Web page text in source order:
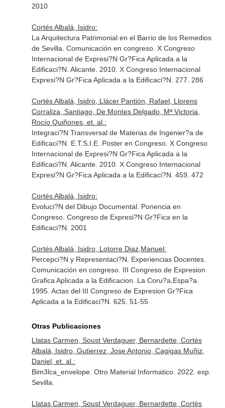
2010
Cortés Albalá, Isidro:
La Arquitectura Patrimonial en el Barrio de los Remedios
de Sevilla. Comunicación en congreso. X Congreso
Internacional de Expresi?N Gr?Fica Aplicada a la
Edificaci?N. Alicante. 2010. X Congreso Internacional
Expresi?N Gr?Fica Aplicada a la Edificaci?N. 277. 286
Cortés Albalá, Isidro, Llácer Pantión, Rafael, Llorens
Corraliza, Santiago, De Montes Delgado, Mª Victoria,
Rocío Quiñones, et. al.:
Integraci?N Transversal de Materias de Ingenier?a de
Edificaci?N. E.T.S.I.E. Poster en Congreso. X Congreso
Internacional de Expresi?N Gr?Fica Aplicada a la
Edificaci?N. Alicante. 2010. X Congreso Internacional
Expresi?N Gr?Fica Aplicada a la Edificaci?N. 459. 472
Cortés Albalá, Isidro:
Evoluci?N del Dibujo Documental. Ponencia en
Congreso. Congreso de Expresi?N Gr?Fica en la
Edificaci?N. 2001
Cortés Albalá, Isidro, Lotorre Diaz,Manuel:
Percepci?N y Representaci?N. Experiencias Docentes.
Comunicación en congreso. III Congreso de Expresion
Grafica Aplicada a la Edificacion. La Coru?a,Espa?a.
1995. Actas del III Congreso de Expresion Gr?Fica
Aplicada a la Edificaci?N. 625. 51-55
Otras Publicaciones
Llatas Carmen, Soust Verdaguer, Bernardette, Cortés
Albalá, Isidro, Gutierrez, Jose Antonio, Cagigas Muñiz,
Daniel, et. al.:
Bim3lca_envelope. Otro Material Informatico. 2022. esp.
Sevilla.
Llatas Carmen, Soust Verdaguer, Bernardette, Cortés